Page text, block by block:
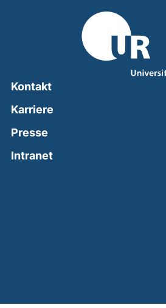
Kontakt
Karriere
Presse
Intranet(external link, opens